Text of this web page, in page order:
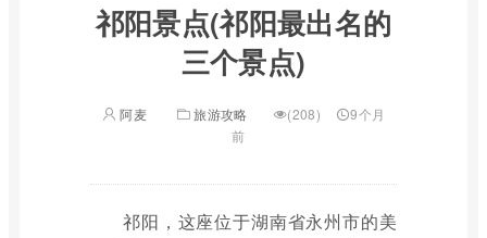
祁阳景点(祁阳最出名的
三个景点)
阿麦 旅游攻略 (208)
9个月
前
祁阳，这座位于湖南省永州市的美